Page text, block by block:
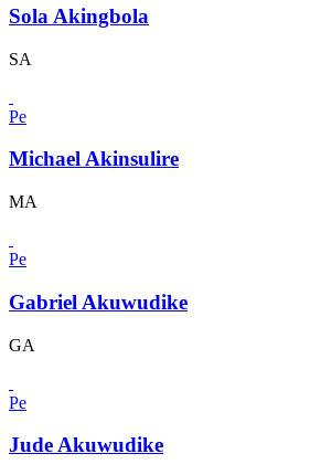
Sola Akingbola
SA
Pe
Michael Akinsulire
MA
Pe
Gabriel Akuwudike
GA
Pe
Jude Akuwudike